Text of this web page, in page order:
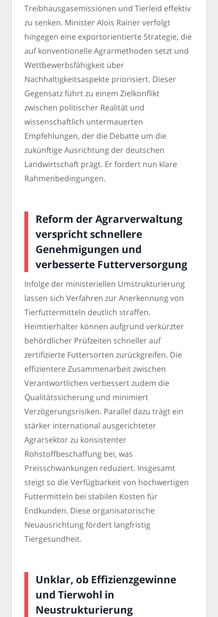
Treibhausgasemissionen und Tierleid effektiv
zu senken. Minister Alois Rainer verfolgt
hingegen eine exportorientierte Strategie, die
auf konventionelle Agrarmethoden setzt und
Wettbewerbsfähigkeit über
Nachhaltigkeitsaspekte priorisiert. Dieser
Gegensatz führt zu einem Zielkonflikt
zwischen politischer Realität und
wissenschaftlich untermauerten
Empfehlungen, der die Debatte um die
zukünftige Ausrichtung der deutschen
Landwirtschaft prägt. Er fordert nun klare
Rahmenbedingungen.
Reform der Agrarverwaltung
verspricht schnellere
Genehmigungen und
verbesserte Futterversorgung
Infolge der ministeriellen Umstrukturierung
lassen sich Verfahren zur Anerkennung von
Tierfuttermitteln deutlich straffen.
Heimtierhalter können aufgrund verkürzter
behördlicher Prüfzeiten schneller auf
zertifizierte Futtersorten zurückgreifen. Die
effizientere Zusammenarbeit zwischen
Verantwortlichen verbessert zudem die
Qualitätssicherung und minimiert
Verzögerungsrisiken. Parallel dazu trägt ein
stärker international ausgerichteter
Agrarsektor zu konsistenter
Rohstoffbeschaffung bei, was
Preisschwankungen reduziert. Insgesamt
steigt so die Verfügbarkeit von hochwertigen
Futtermitteln bei stabilen Kosten für
Endkunden. Diese organisatorische
Neuausrichtung fördert langfristig
Tiergesundheit.
Unklar, ob Effizienzgewinne
und Tierwohl in
Neustrukturierung